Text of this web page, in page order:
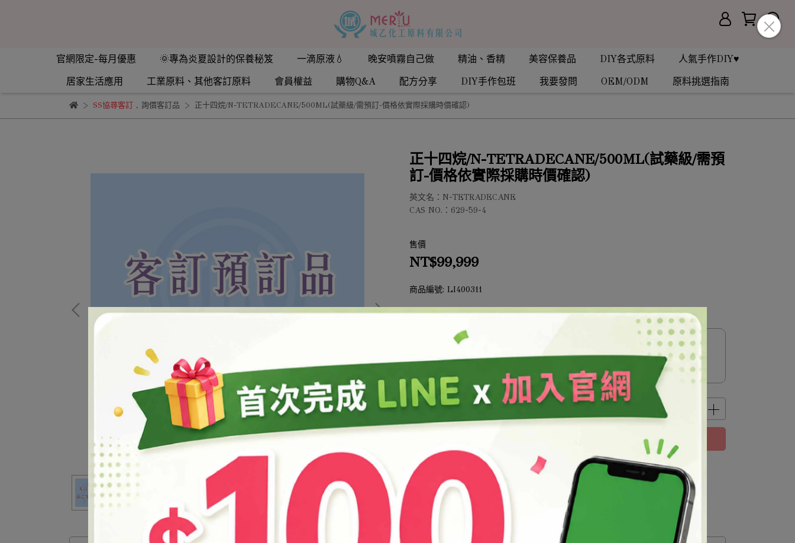
官網限定-每月優惠 🌞專為炎夏設計的保養秘笈 一滴原液💧 晚安噴霧自己做 精油、香精 美容保養品 DIY各式原料
人氣手作DIY♥
居家生活應用
工業原料、其他客訂原料 會員權益 購物Q&A 配方分享 DIY手作包班 我要發問 OEM/ODM 原料挑選指南
SS協尋客訂, 詢價客訂品 正十四烷/N-TETRADECANE/500ML(試藥級/需預訂-價格依實際採購時價確認)
正十四烷/N-TETRADECANE/500ML(試藥級/需預
訂-價格依實際採購時價確認)
英文名：N-TETRADECANE
CAS NO.：629-59-4
售價
NT$99,999
商品編號: LI400311
此商品參與的優惠活動
結帳加購